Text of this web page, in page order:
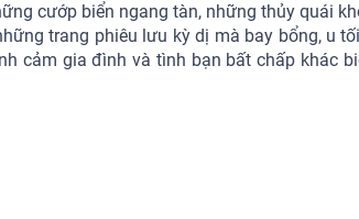
cướp biển ngang tàn, những thủy quái
trang phiêu lưu kỳ dị mà bay bổng, u
cảm gia đình và tình bạn bất chấp khác